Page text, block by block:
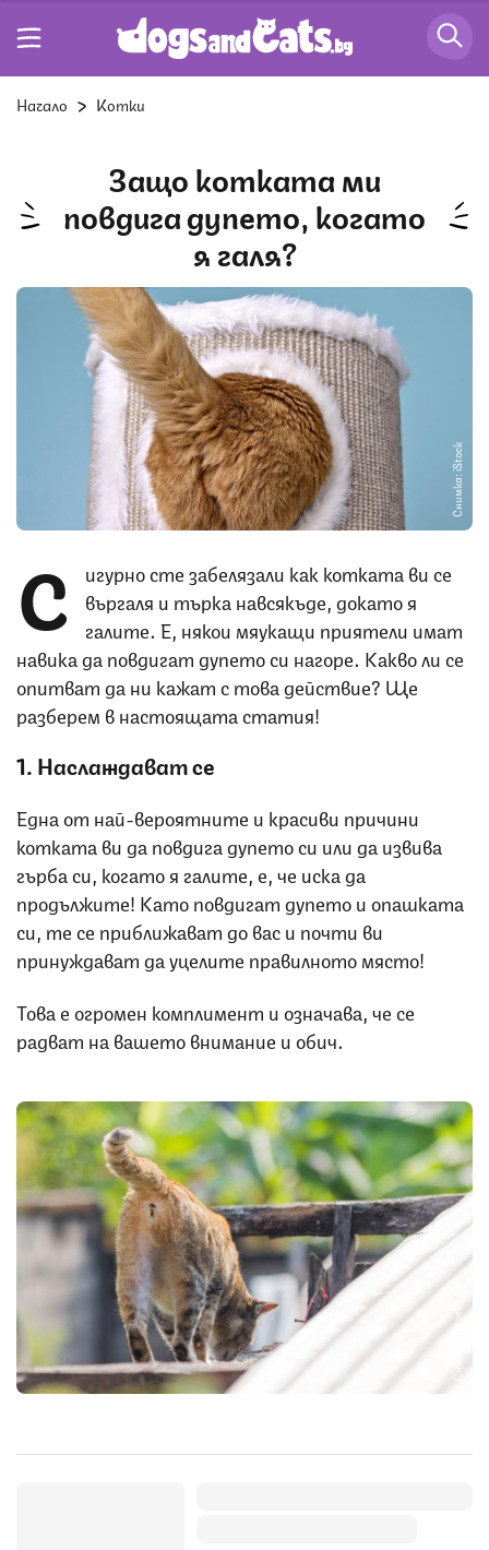
Начало Котки
Защо котката ми
повдига дупето, когато
я галя?
Снимка: iStock
С
игурно сте забелязали как котката ви се
въргаля и търка навсякъде, докато я
галите. Е, някои мяукащи приятели имат
навика да повдигат дупето си нагоре. Какво ли се
опитват да ни кажат с това действие? Ще
разберем в настоящата статия!
1. Наслаждават се
Една от най-вероятните и красиви причини
котката ви да повдига дупето си или да извива
гърба си, когато я галите, е, че иска да
продължите! Като повдигат дупето и опашката
си, те се приближават до вас и почти ви
принуждават да уцелите правилното място!
Това е огромен комплимент и означава, че се
радват на вашето внимание и обич.
Снимка: iStock